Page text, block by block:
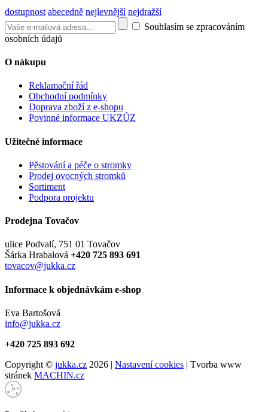
dostupnost abecedně nejlevnější nejdražší
Souhlasím se zpracováním
osobních údajů
O nákupu
Reklamační řád
Obchodní podmínky
Doprava zboží z e-shopu
Povinné informace UKZÚZ
Užitečné informace
Pěstování a péče o stromky
Prodej ovocných stromků
Sortiment
Podpora projektu
Prodejna Tovačov
ulice Podvalí, 751 01 Tovačov
Šárka Hrabalová +420 725 893 691
tovacov@jukka.cz
Informace k objednávkám e-shop
Eva Bartošová
info@jukka.cz
+420 725 893 692
Copyright © jukka.cz 2026 | Nastavení cookies | Tvorba www
stránek MACHIN.cz